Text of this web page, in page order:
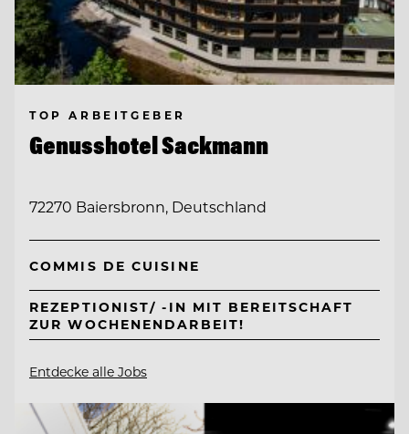
TOP ARBEITGEBER
Genusshotel Sackmann
72270 Baiersbronn, Deutschland
COMMIS DE CUISINE
REZEPTIONIST/ -IN MIT BEREITSCHAFT
ZUR WOCHENENDARBEIT!
Entdecke alle Jobs